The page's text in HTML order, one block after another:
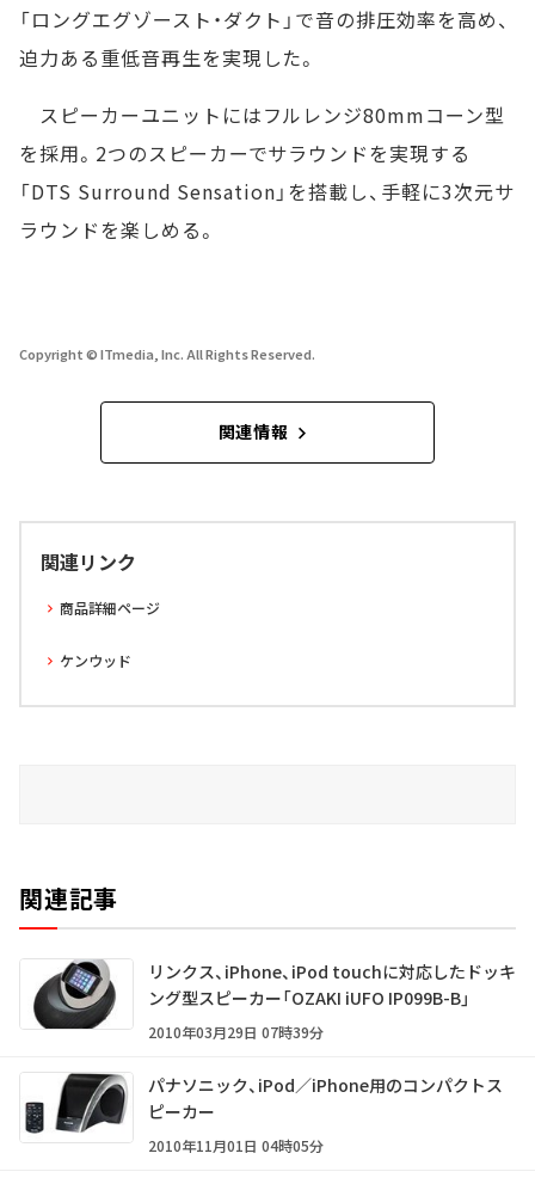
「ロングエグゾースト・ダクト」で音の排圧効率を高め、
迫力ある重低音再生を実現した。
スピーカーユニットにはフルレンジ80mmコーン型
を採用。2つのスピーカーでサラウンドを実現する
「DTS Surround Sensation」を搭載し、手軽に3次元サ
ラウンドを楽しめる。
Copyright © ITmedia, Inc. All Rights Reserved.
関連情報
関連リンク
商品詳細ページ
ケンウッド
関連記事
リンクス、iPhone、iPod touchに対応したドッキ
ング型スピーカー「OZAKI iUFO IP099B-B」
2010年03月29日 07時39分
パナソニック、iPod／iPhone用のコンパクトス
ピーカー
2010年11月01日 04時05分